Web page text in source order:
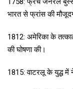
भारत से फ्रांस की
1812: अमेरिका के
की घोषणा की।
1815: वाटरलू के युद्ध में